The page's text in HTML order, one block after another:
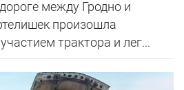
между Гродно и
произошла
трактора и лег...